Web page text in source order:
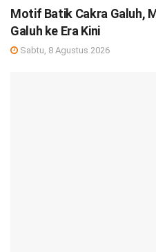
Motif Batik Cakra Galuh,
Galuh ke Era Kini
Sabtu, 8 Agustus 2026